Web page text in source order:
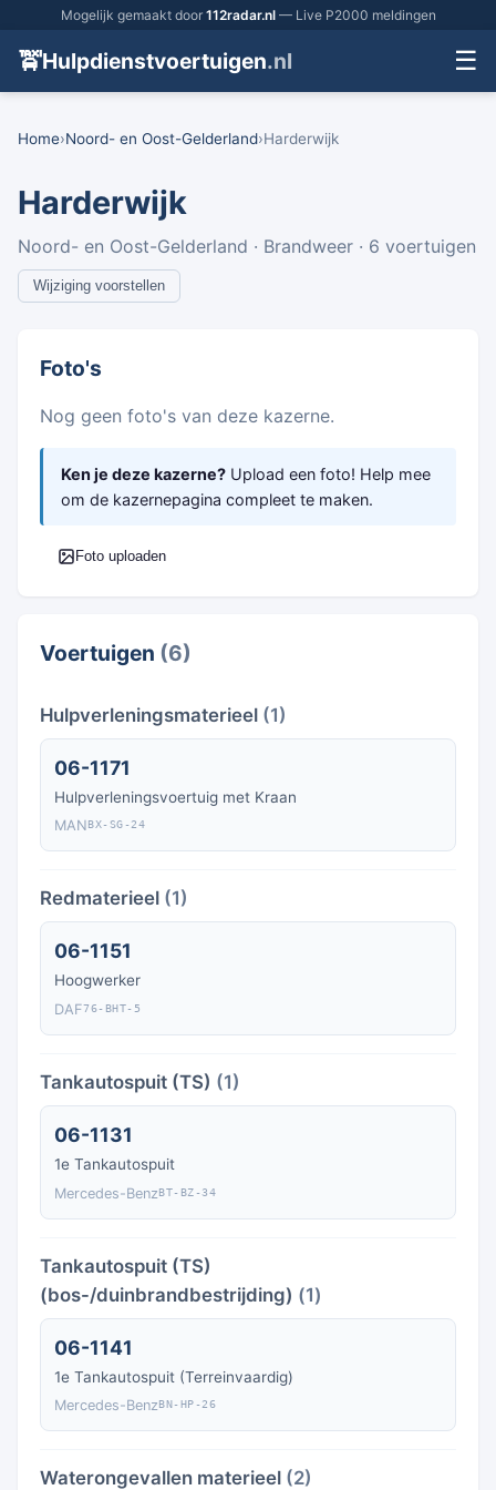
Mogelijk gemaakt door 112radar.nl— Live P2000 meldingen
🚖Hulpdienstvoertuigen.nl ☰
Home›Noord- en Oost-Gelderland›Harderwijk
Harderwijk
Noord- en Oost-Gelderland · Brandweer · 6 voertuigen
Wijziging voorstellen
Foto's
Nog geen foto's van deze kazerne.
Ken je deze kazerne? Upload een foto! Help mee
om de kazernepagina compleet te maken.
Foto uploaden
Voertuigen (6)
Hulpverleningsmaterieel (1)
06-1171
Hulpverleningsvoertuig met Kraan
MANBX-SG-24
Redmaterieel (1)
06-1151
Hoogwerker
DAF76-BHT-5
Tankautospuit (TS) (1)
06-1131
1e Tankautospuit
Mercedes-BenzBT-BZ-34
Tankautospuit (TS)
(bos-/duinbrandbestrijding) (1)
06-1141
1e Tankautospuit (Terreinvaardig)
Mercedes-BenzBN-HP-26
Waterongevallen materieel (2)